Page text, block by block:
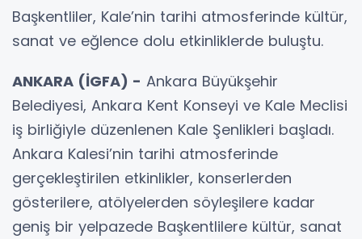
Başkentliler, Kale’nin tarihi atmosferinde kültür,
sanat ve eğlence dolu etkinliklerde buluştu.
ANKARA (İGFA) - Ankara Büyükşehir
Belediyesi, Ankara Kent Konseyi ve Kale Meclisi
iş birliğiyle düzenlenen Kale Şenlikleri başladı.
Ankara Kalesi’nin tarihi atmosferinde
gerçekleştirilen etkinlikler, konserlerden
gösterilere, atölyelerden söyleşilere kadar
geniş bir yelpazede Başkentlilere kültür, sanat